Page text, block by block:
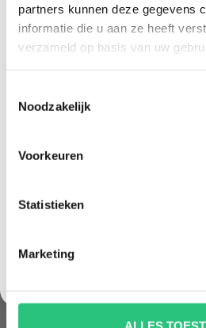
partners kunnen deze gegevens
informatie die u aan ze heeft
verzameld op basis van uw
Noodzakelijk
Voorkeuren
Statistieken
Marketing
KOFFER
CLAIM KORTING